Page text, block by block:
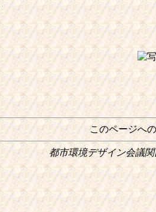
このページへ
都市環境デザイン会議